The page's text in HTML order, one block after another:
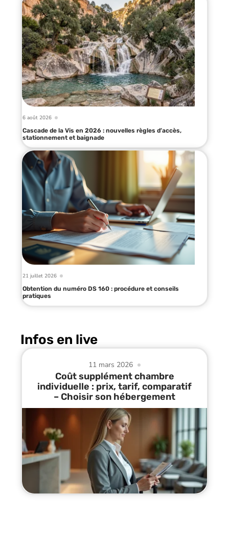
6 août 2026
Cascade de la Vis en 2026 : nouvelles règles d’accès,
stationnement et baignade
21 juillet 2026
Obtention du numéro DS 160 : procédure et conseils
pratiques
Infos en live
11 mars 2026
Coût supplément chambre
individuelle : prix, tarif, comparatif
– Choisir son hébergement